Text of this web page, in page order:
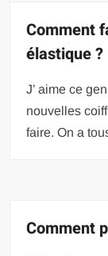
Comment
élastique ?
J’ aime ce
nouvelles
faire. On a
Comment